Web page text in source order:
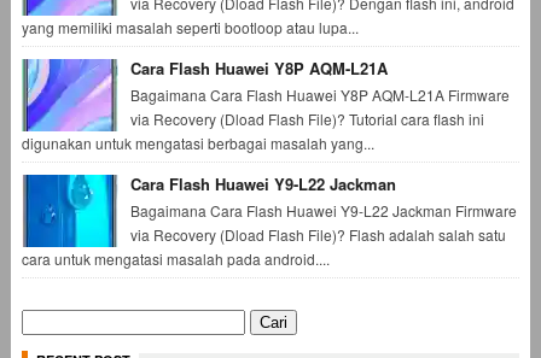
yang memiliki masalah seperti bootloop atau lupa...
Cara Flash Huawei Y8P AQM-L21A
Bagaimana Cara Flash Huawei Y8P AQM-L21A Firmware
via Recovery (Dload Flash File)? Tutorial cara flash ini
digunakan untuk mengatasi berbagai masalah yang...
Cara Flash Huawei Y9-L22 Jackman
Bagaimana Cara Flash Huawei Y9-L22 Jackman Firmware
via Recovery (Dload Flash File)? Flash adalah salah satu
cara untuk mengatasi masalah pada android....
Cari
untuk: